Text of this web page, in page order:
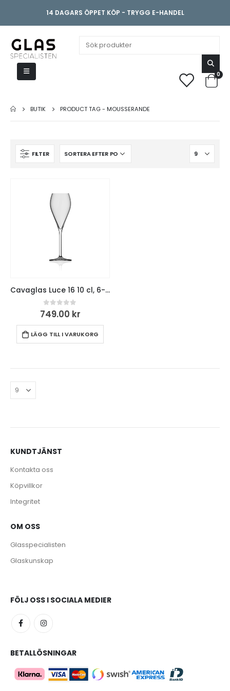
14 DAGARS ÖPPET KÖP - TRYGG E-HANDEL
0
BUTIK PRODUCT TAG -MOUSSERANDE
FILTER
Cavaglas Luce 16 10 cl, 6-pack
0 out of 5
749.00 kr
LÄGG TILL I VARUKORG
KUNDTJÄNST
Kontakta oss
Köpvillkor
Integritet
OM OSS
Glasspecialisten
Glaskunskap
FÖLJ OSS I SOCIALA MEDIER
BETALLÖSNINGAR